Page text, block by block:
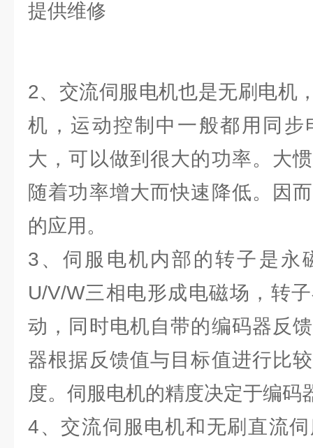
2、交流伺服电机也是无刷电机
机，运动控制中一般都用同步
大，可以做到很大的功率。大
随着功率增大而快速降低。因
的应用。
3、伺服电机内部的转子是永
U/V/W三相电形成电磁场，转
动，同时电机自带的编码器反
器根据反馈值与目标值进行比
度。伺服电机的精度决定于编码
4、交流伺服电机和无刷直流